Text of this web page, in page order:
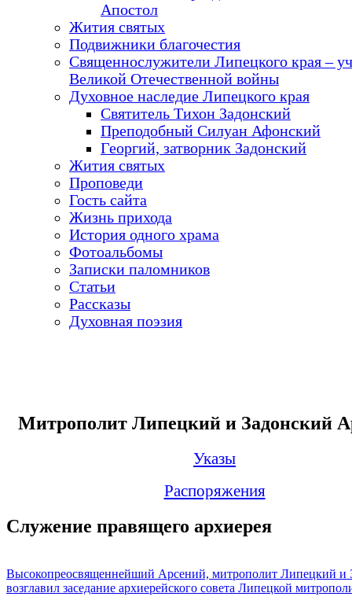
Апостол
Жития святых
Подвижники благочестия
Священнослужители Липецкого края –
Великой Отечественной войны
Духовное наследие Липецкого края
Святитель Тихон Задонский
Преподобный Силуан Афонский
Георгий, затворник Задонский
Жития святых
Проповеди
Гость сайта
Жизнь прихода
История одного храма
Фотоальбомы
Записки паломников
Статьи
Рассказы
Духовная поэзия
Митрополит Липецкий и Задонский
Указы
Распоряжения
Служение правящего архиерея
Высокопреосвященнейший Арсений, митрополит Липецкий и
возглавил заседание архиерейского совета Липецкой